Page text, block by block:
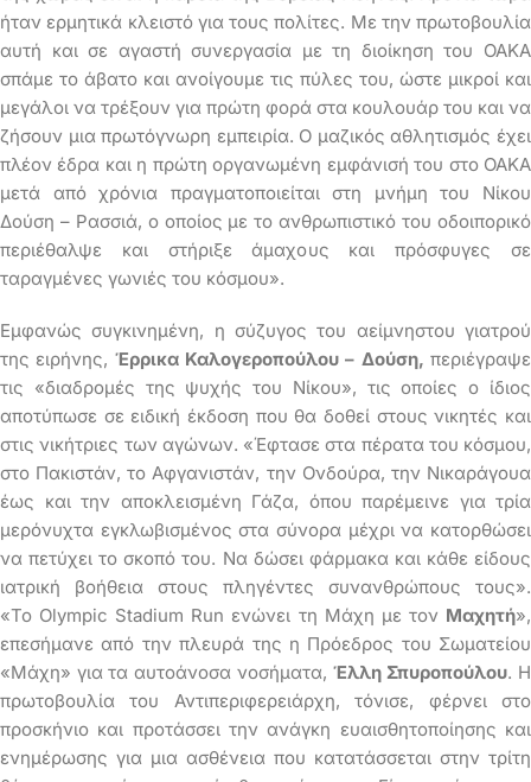
ήταν ερμητικά κλειστό για τους πολίτες. Με την πρωτοβουλία
αυτή και σε αγαστή συνεργασία με τη διοίκηση του ΟΑΚΑ
σπάμε το άβατο και ανοίγουμε τις πύλες του, ώστε μικροί και
μεγάλοι να τρέξουν για πρώτη φορά στα κουλουάρ του και να
ζήσουν μια πρωτόγνωρη εμπειρία. Ο μαζικός αθλητισμός έχει
πλέον έδρα και η πρώτη οργανωμένη εμφάνισή του στο ΟΑΚΑ
μετά από χρόνια πραγματοποιείται στη μνήμη του Νίκου
Δούση – Ρασσιά, ο οποίος με το ανθρωπιστικό του οδοιπορικό
περιέθαλψε και στήριξε άμαχους και πρόσφυγες σε
ταραγμένες γωνιές του κόσμου».
Εμφανώς συγκινημένη, η σύζυγος του αείμνηστου γιατρού
της ειρήνης, Έρρικα Καλογεροπούλου – Δούση, περιέγραψε
τις «διαδρομές της ψυχής του Νίκου», τις οποίες ο ίδιος
αποτύπωσε σε ειδική έκδοση που θα δοθεί στους νικητές και
στις νικήτριες των αγώνων. «Έφτασε στα πέρατα του κόσμου,
στο Πακιστάν, το Αφγανιστάν, την Ονδούρα, την Νικαράγουα
έως και την αποκλεισμένη Γάζα, όπου παρέμεινε για τρία
μερόνυχτα εγκλωβισμένος στα σύνορα μέχρι να κατορθώσει
να πετύχει το σκοπό του. Να δώσει φάρμακα και κάθε είδους
ιατρική βοήθεια στους πληγέντες συνανθρώπους τους».
«Το Olympic Stadium Run ενώνει τη Μάχη με τον Μαχητή»,
επεσήμανε από την πλευρά της η Πρόεδρος του Σωματείου
«Μάχη» για τα αυτοάνοσα νοσήματα, Έλλη Σπυροπούλου. Η
πρωτοβουλία του Αντιπεριφερειάρχη, τόνισε, φέρνει στο
προσκήνιο και προτάσσει την ανάγκη ευαισθητοποίησης και
ενημέρωσης για μια ασθένεια που κατατάσσεται στην τρίτη